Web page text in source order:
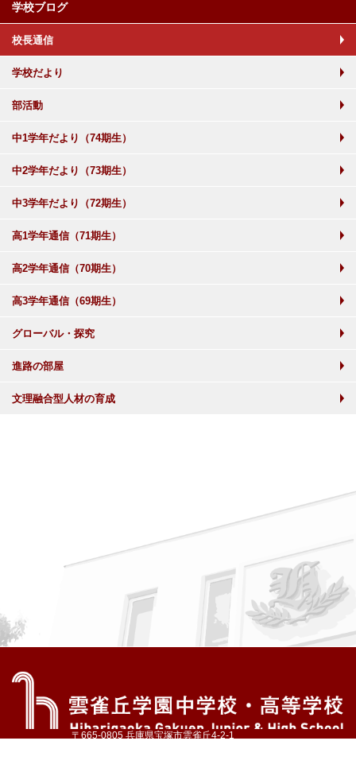
学校ブログ
校長通信
学校だより
部活動
中1学年だより（74期生）
中2学年だより（73期生）
中3学年だより（72期生）
高1学年通信（71期生）
高2学年通信（70期生）
高3学年通信（69期生）
グローバル・探究
進路の部屋
文理融合型人材の育成
〒665-0805 兵庫県宝塚市雲雀丘4-2-1